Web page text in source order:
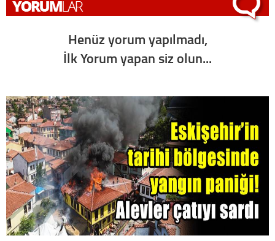
Henüz yorum yapılmadı,
İlk Yorum yapan siz olun...